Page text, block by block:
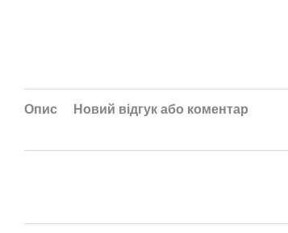
Опис Новий відгук або коментар